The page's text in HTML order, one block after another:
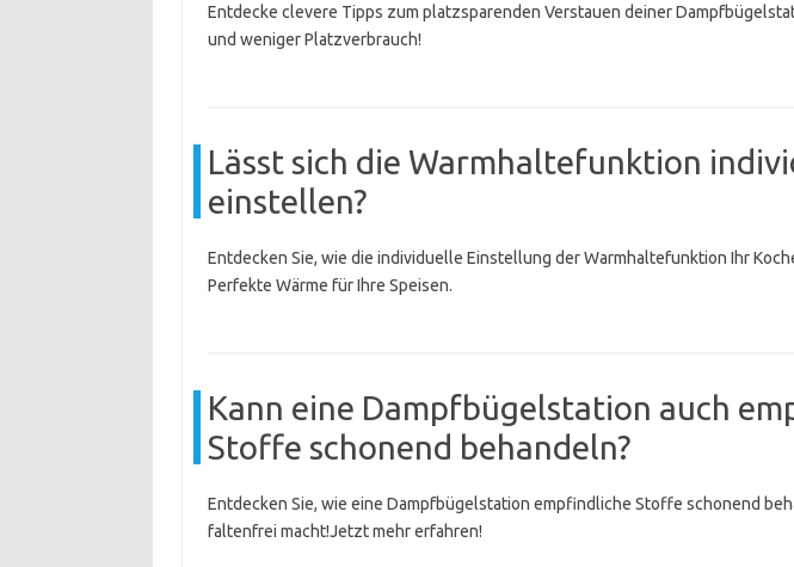
Entdecke clevere Tipps zum platzsparenden Verstauen deiner
und weniger Platzverbrauch!
Lässt sich die Warmhaltefunktion
einstellen?
Entdecken Sie, wie die individuelle Einstellung der Warmhaltefunktion Ihr
Perfekte Wärme für Ihre Speisen.
Kann eine Dampfbügelstation auch
Stoffe schonend behandeln?
Entdecken Sie, wie eine Dampfbügelstation empfindliche Stoffe schonend
faltenfrei macht!Jetzt mehr erfahren!